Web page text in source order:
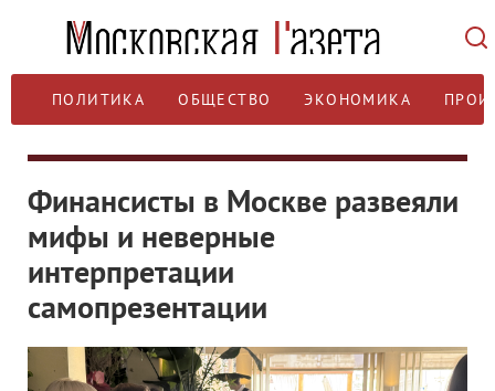
ПОЛИТИКА ОБЩЕСТВО ЭКОНОМИКА
Финансисты в Москве развеяли
мифы и неверные
интерпретации
самопрезентации